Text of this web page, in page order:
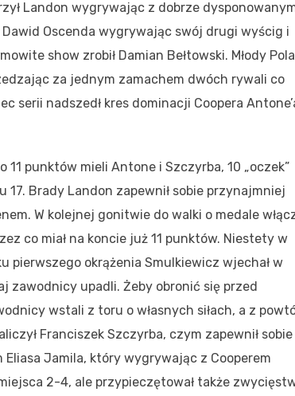
Landon wygrywając z dobrze
Oscenda wygrywając swój drugi wyścig i
show zrobił Damian Bełtowski. Młody
za jednym zamachem dwóch rywali co
serii nadszedł kres dominacji Coopera
11 punktów mieli Antone i Szczyrba, 10 „oczek”
17. Brady Landon zapewnił sobie przynajmniej
W kolejnej gonitwie do walki o medale
co miał na koncie już 11 punktów. Niestety w
pierwszego okrążenia Smulkiewicz wjechał w
zawodnicy upadli. Żeby obronić się przed
wstali z toru o własnych siłach, a z
Franciszek Szczyrba, czym zapewnił sobie
Eliasa Jamila, który wygrywając z Cooperem
2-4, ale przypieczętował także